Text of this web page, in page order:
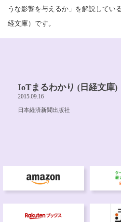
うな影響を与えるか」を解説してい
経文庫）です。